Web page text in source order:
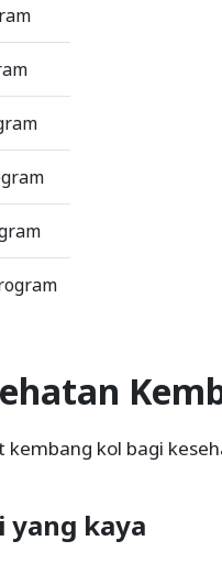
kol bagi
yang kaya